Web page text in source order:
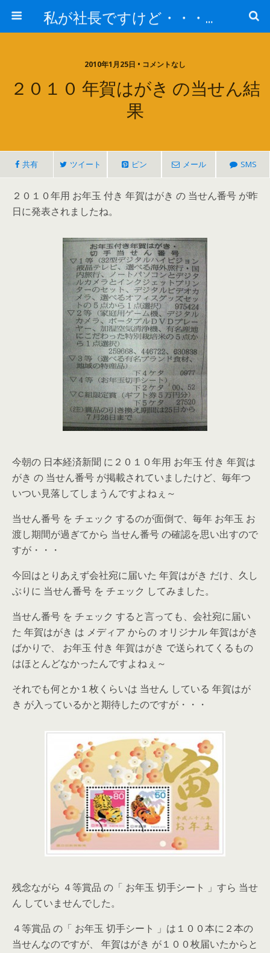
私が社長ですけど・・・何か!?
2010年1月25日 • コメントなし
２０１０ 年賀はがき の当せん結
果
共有 ツイート ピン メール SMS
２０１０年用 お年玉 付き 年賀はがき の 当せん番号 が昨
日に発表されましたね。
今朝の 日本経済新聞 に２０１０年用 お年玉 付き 年賀は
がき の 当せん番号 が掲載されていましたけど、毎年つ
いつい見落してしまうんですよねぇ～
当せん番号 を チェック するのが面倒で、毎年 お年玉 お
渡し期間が過ぎてから 当せん番号 の確認を思い出すので
すが・・・
今回はとりあえず会社宛に届いた 年賀はがき だけ、久し
ぶりに 当せん番号 を チェック してみました。
当せん番号 を チェック すると言っても、会社宛に届い
た 年賀はがき は メディア からの オリジナル 年賀はがき
ばかりで、 お年玉 付き 年賀はがき で送られてくるもの
はほとんどなかったんですよねぇ～
それでも何とか１枚くらいは 当せん している 年賀はが
き が入っているかと期待したのですが・・・
残念ながら ４等賞品 の「 お年玉 切手シート 」すら 当せ
ん していませんでした。
４等賞品 の「 お年玉 切手シート 」は１００本に２本の
当せんなのですが、 年賀はがき が１００枚届いたからと